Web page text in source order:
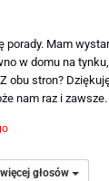
porady. Mam
w domu na
obu stron?
nam raz i zawsze.
głosów